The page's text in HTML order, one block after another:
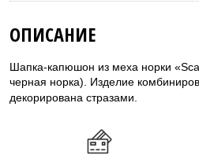
ОПИСАНИЕ
Шапка-капюшон из меха норки
черная норка). Изделие
декорирована стразами.